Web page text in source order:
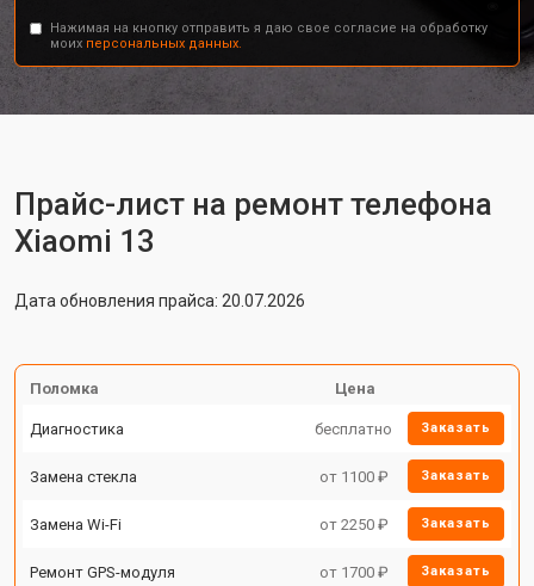
Нажимая на кнопку отправить я даю свое согласие на обработку
моих персональных данных.
Прайс-лист на ремонт телефона
Xiaomi 13
Дата обновления прайса: 20.07.2026
Поломка Цена
Диагностика бесплатно Заказать
Замена стекла от 1100 ₽ Заказать
Замена Wi-Fi от 2250 ₽ Заказать
Ремонт GPS-модуля от 1700 ₽ Заказать